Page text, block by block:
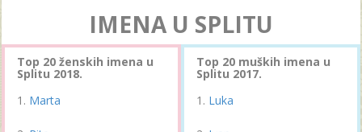
IMENA U SPLITU
Top 20 ženskih imena u
Splitu 2018.
Marta
Top 20 muških imena u
Splitu 2017.
Luka